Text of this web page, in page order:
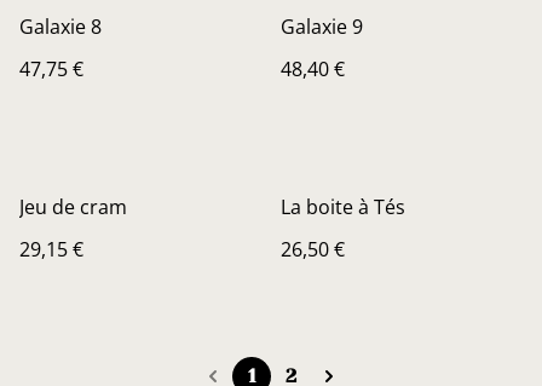
Galaxie 8
47,75 €
Galaxie 9
48,40 €
Jeu de cram
29,15 €
La boite à Tés
26,50 €
1 2